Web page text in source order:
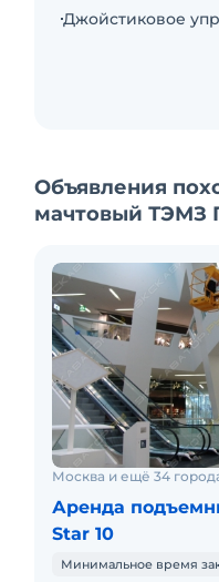
Джойстиковое
Объявления
мачтовый ТЭМЗ
Москва и ещё 34
Аренда
Star 10
Минимальное время